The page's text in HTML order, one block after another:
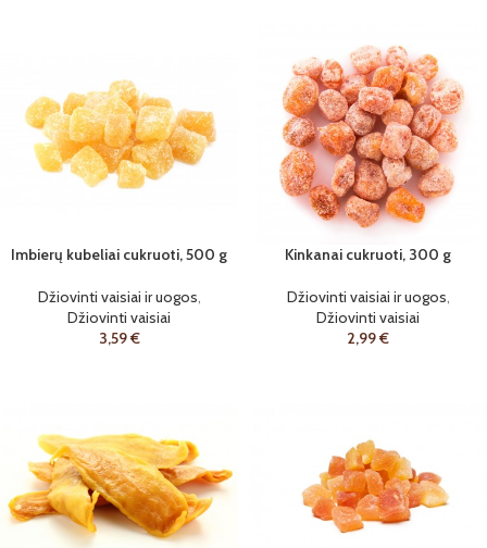
Imbierų kubeliai cukruoti, 500 g
Džiovinti vaisiai ir uogos,
Džiovinti vaisiai
3,59€
Kinkanai cukruoti, 300 g
Džiovinti vaisiai ir uogos,
Džiovinti vaisiai
2,99€